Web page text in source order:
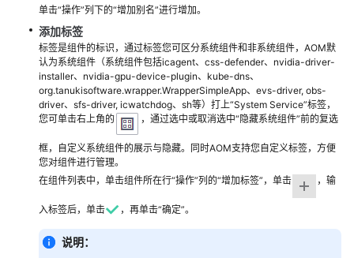
佳
实
践
参
考
参
考
单击“操作”列下的“增加别名”进行增加。
添加标签
标签是组件的标识，通过标签您可区分系统组件和非系统组件，AOM默
认为系统组件（系统组件包括icagent、css-defender、nvidia-driver-
installer、nvidia-gpu-device-plugin、kube-dns、
org.tanukisoftware.wrapper.WrapperSimpleApp、evs-driver, obs-
driver、sfs-driver, icwatchdog、sh等）打上“System Service”标签，
您可单击右上角的
，通过选中或取消选中“隐藏系统组件”前的复选
框，自定义系统组件的展示与隐藏。同时AOM支持您自定义标签，方便
您对组件进行管理。
在组件列表中，单击组件所在行“操作”列的“增加标签”，单击
，输
入标签后，单击 ，再单击“确定”。
说明：